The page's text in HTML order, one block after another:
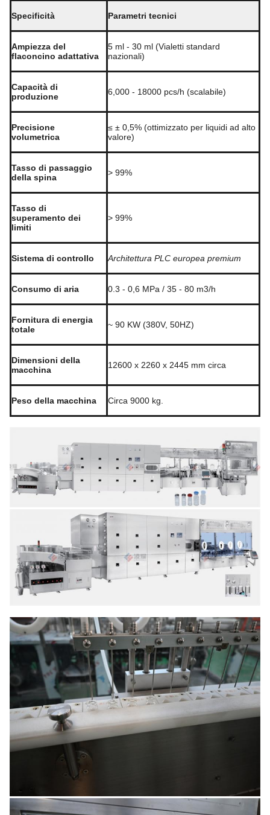
Specificità Parametri tecnici
Ampiezza del
flaconcino adattativa
5 ml - 30 ml (Vialetti standard
nazionali)
Capacità di
produzione
6,000 - 18000 pcs/h (scalabile)
Precisione
volumetrica
≤ ± 0,5% (ottimizzato per liquidi ad alto
valore)
Tasso di passaggio
della spina
> 99%
Tasso di
superamento dei
limiti
> 99%
Sistema di controllo Architettura PLC europea premium
Consumo di aria 0.3 - 0,6 MPa / 35 - 80 m3/h
Fornitura di energia
totale
~ 90 KW (380V, 50HZ)
Dimensioni della
macchina
12600 x 2260 x 2445 mm circa
Peso della macchina Circa 9000 kg.